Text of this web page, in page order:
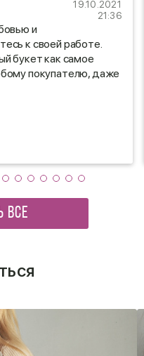
19.10.2021
21:36
и
к своей работе.
букет как самое
покупателю, даже
ВСЕ